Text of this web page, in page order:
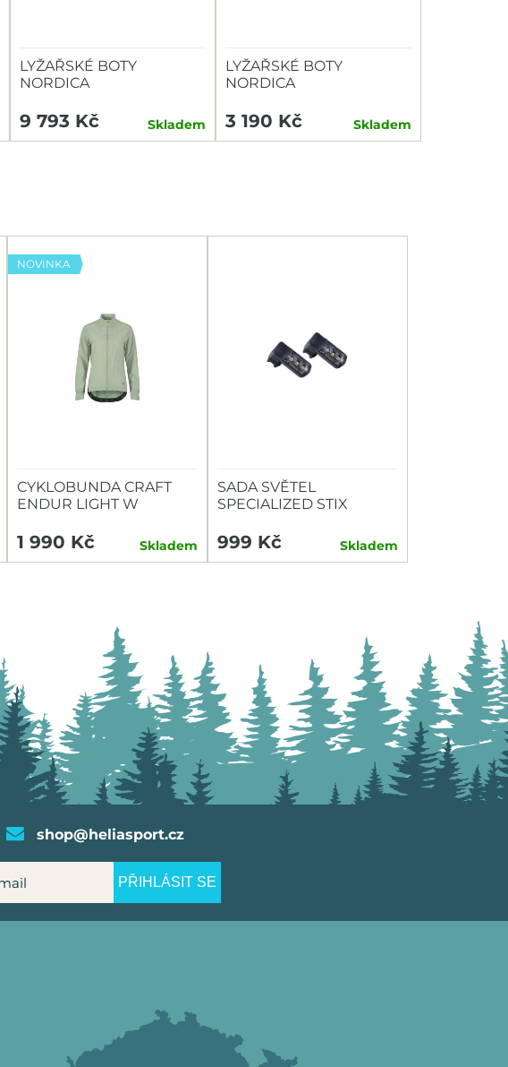
LYŽAŘSKÉ BOTY
NORDICA
(GW)
9 793 Kč Skladem
LYŽAŘSKÉ BOTY
NORDICA
3 190 Kč Skladem
NOVINKA
CYKLOBUNDA CRAFT
ENDUR LIGHT W
1 990 Kč Skladem
SADA SVĚTEL
SPECIALIZED STIX
999 Kč Skladem
shop@heliasport.cz
PŘIHLÁSIT SE